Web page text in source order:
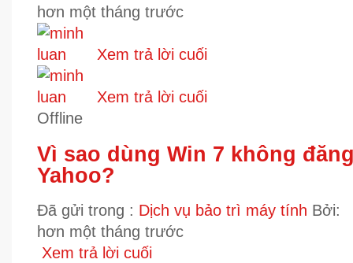
hơn một tháng trước
Xem trả lời cuối
Xem trả lời cuối
Offline
Vì sao dùng Win 7 không
Yahoo?
Đã gửi trong : Dịch vụ bảo trì máy tính Bởi:
hơn một tháng trước
Xem trả lời cuối